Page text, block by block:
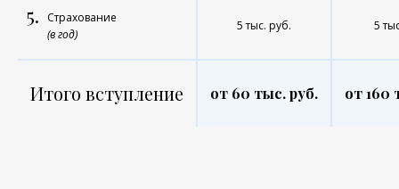
5.
Страхование
(в год)
5 тыс. руб. 5
Итого вступление от 60 тыс. руб. от 160